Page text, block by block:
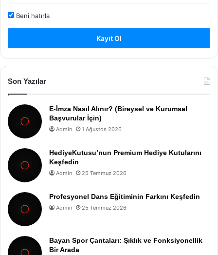
Beni hatırla
Kayıt Ol
Son Yazılar
E-İmza Nasıl Alınır? (Bireysel ve Kurumsal
Başvurular İçin)
Admin 1 Ağustos 2026
HediyeKutusu’nun Premium Hediye Kutularını
Keşfedin
Admin 25 Temmuz 2026
Profesyonel Dans Eğitiminin Farkını Keşfedin
Admin 25 Temmuz 2026
Bayan Spor Çantaları: Şıklık ve Fonksiyonellik
Bir Arada